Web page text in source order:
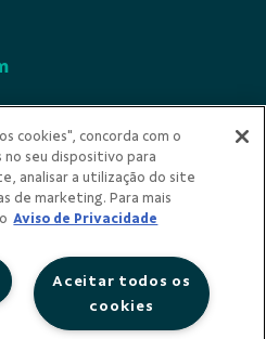
cookies", concorda com o
seu dispositivo para
analisar a utilização do site
de marketing. Para mais
Aviso de Privacidade
Aceitar todos os
cookies